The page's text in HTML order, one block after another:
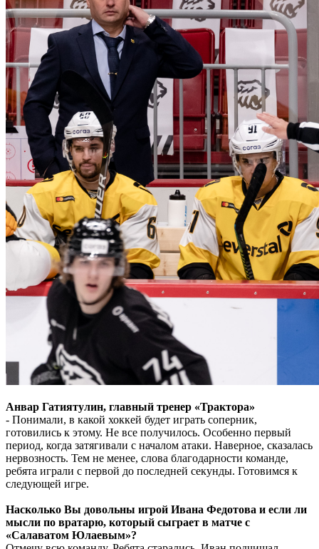
Анвар Гатиятулин, главный тренер «Трактора»
- Понимали, в какой хоккей будет играть соперник,
готовились к этому. Не все получилось. Особенно первый
период, когда затягивали с началом атаки. Наверное, сказалась
нервозность. Тем не менее, слова благодарности команде,
ребята играли с первой до последней секунды. Готовимся к
следующей игре.
Насколько Вы довольны игрой Ивана Федотова и если ли
мысли по вратарю, который сыграет в матче с
«Салаватом Юлаевым»?